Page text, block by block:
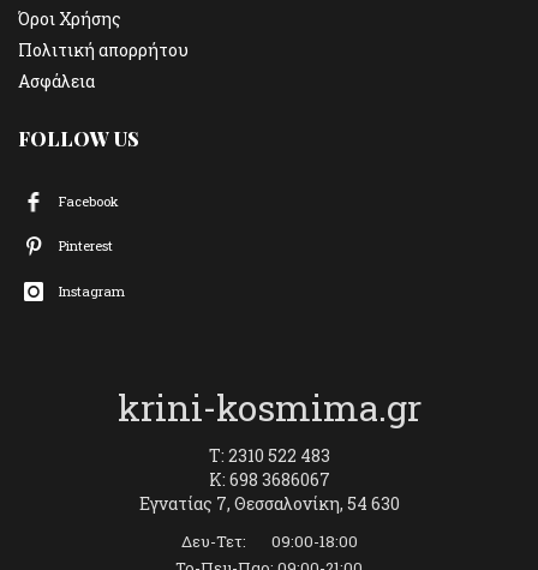
Όροι Χρήσης
Πολιτική απορρήτου
Ασφάλεια
FOLLOW US
Facebook
Pinterest
Instagram
krini-kosmima.gr
T: 2310 522 483
K: 698 3686067
Εγνατίας 7, Θεσσαλονίκη, 54 630
Δευ-Τετ: 09:00-18:00